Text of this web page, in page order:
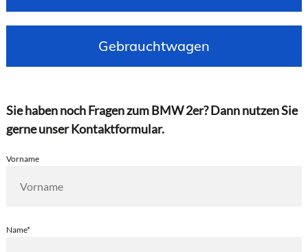
Gebrauchtwagen
Sie haben noch Fragen zum BMW 2er? Dann nutzen Sie
gerne unser Kontaktformular.
Vorname
Name*